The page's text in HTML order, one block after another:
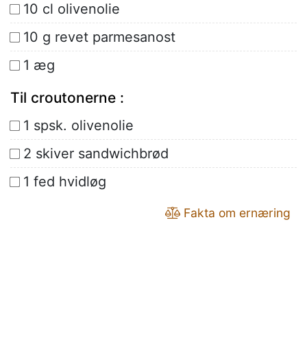
10 cl olivenolie
10 g revet parmesanost
1 æg
Til croutonerne :
1 spsk. olivenolie
2 skiver sandwichbrød
1 fed hvidløg
Fakta om ernæring